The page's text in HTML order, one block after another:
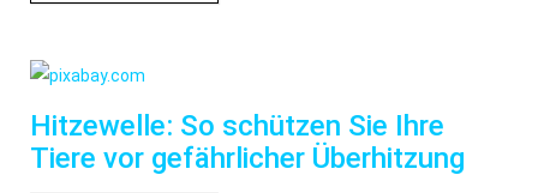
Hitzewelle: So schützen Sie Ihre
Tiere vor gefährlicher Überhitzung